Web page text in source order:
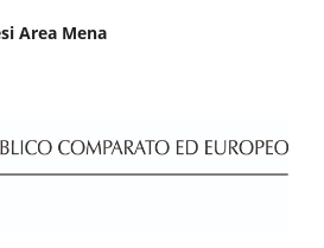
Area Mena